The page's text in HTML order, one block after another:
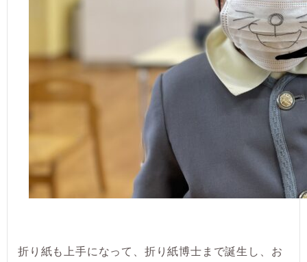
折り紙も上手になって、折り紙博士まで誕生し、お